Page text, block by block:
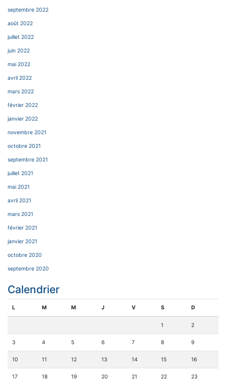
septembre 2022
août 2022
juillet 2022
juin 2022
mai 2022
avril 2022
mars 2022
février 2022
janvier 2022
novembre 2021
octobre 2021
septembre 2021
juillet 2021
mai 2021
avril 2021
mars 2021
février 2021
janvier 2021
octobre 2020
septembre 2020
Calendrier
L M M J V S D
1 2
3 4 5 6 7 8 9
10 11 12 13 14 15 16
17 18 19 20 21 22 23